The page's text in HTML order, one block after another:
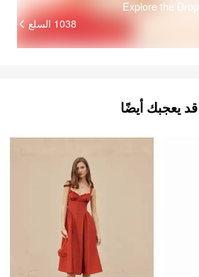
Explore the Drop
1038 السلع
قد يعجبك أيضًا